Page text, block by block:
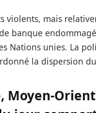
violents, mais
banque
Nations unies. La
la dispersion
Moyen-